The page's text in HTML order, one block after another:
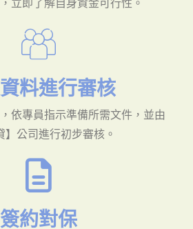
立即了解自身資金可行性。
料進行審核
依專員指示準備所需文件，並由
】公司進行初步審核。
簽約對保